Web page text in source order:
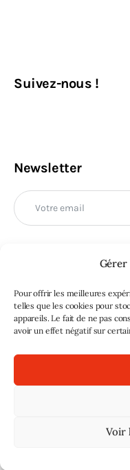
Gérer
Pour offrir les meilleures
telles que les cookies pour
appareils. Le fait de ne pas
avoir un effet négatif sur
Voir
Suivez-nous !
Newsletter
© 2026.